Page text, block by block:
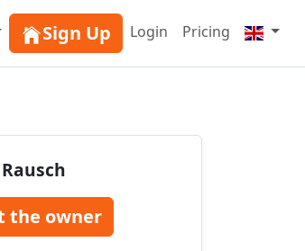
Sign Up Login Pricing
the owner